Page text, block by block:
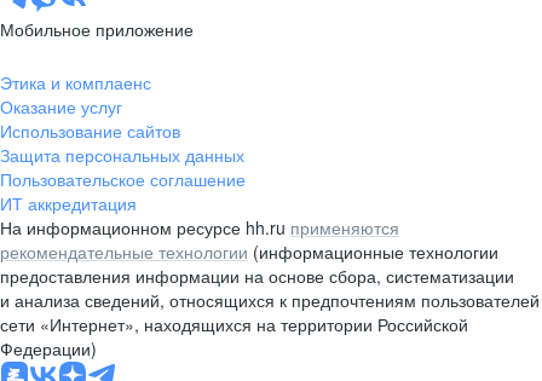
Мобильное приложение
Этика и комплаенс
Оказание услуг
Использование сайтов
Защита персональных данных
Пользовательское соглашение
ИТ аккредитация
На информационном ресурсе hh.ru применяются
рекомендательные технологии (информационные технологии
предоставления информации на основе сбора, систематизации
и анализа сведений, относящихся к предпочтениям пользователей
сети «Интернет», находящихся на территории Российской
Федерации)